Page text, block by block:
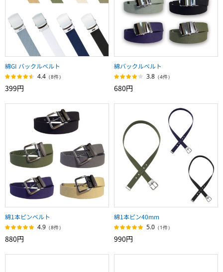
綿GI バックルベルト
4.4 （8件）
399円
綿バックルベルト
3.8 （4件）
680円
綿1本ピンベルト
4.9 （8件）
880円
綿1本ピン40mm
5.0 （1件）
990円